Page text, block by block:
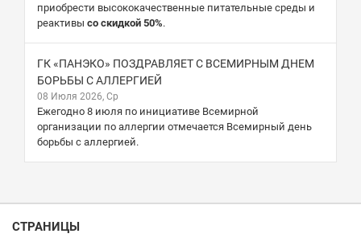
приобрести высококачественные питательные среды и
реактивы со скидкой 50%.
ГК «ПАНЭКО» ПОЗДРАВЛЯЕТ С ВСЕМИРНЫМ ДНЕМ
БОРЬБЫ С АЛЛЕРГИЕЙ
08 Июля 2026, Ср
Ежегодно 8 июля по инициативе Всемирной
организации по аллергии отмечается Всемирный день
борьбы с аллергией.
СТРАНИЦЫ